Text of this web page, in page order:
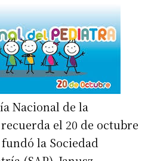
Nacional de la
el 20 de octubre
fundó la Sociedad